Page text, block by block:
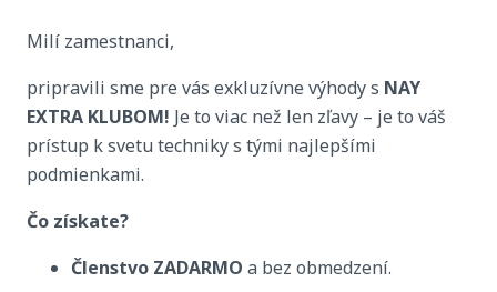
Milí zamestnanci,
pripravili sme pre vás exkluzívne výhody s NAY
EXTRA KLUBOM! Je to viac než len zľavy – je to váš
prístup k svetu techniky s tými najlepšími
podmienkami.
Čo získate?
Členstvo ZADARMO a bez obmedzení.